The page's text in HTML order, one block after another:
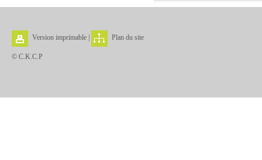
Version imprimable Plan du site
© C.K.C.P